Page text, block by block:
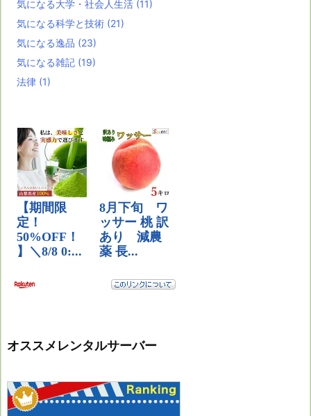
気になる大学・社会人生活 (11)
気になる科学と技術 (21)
気になる逸品 (23)
気になる雑記 (19)
法律 (1)
オススメレンタルサーバー